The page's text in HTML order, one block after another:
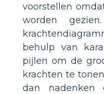
voorstellen
worden
behulp van
pijlen om de
krachten te
dan nadenken